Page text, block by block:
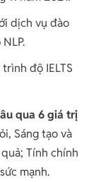
dịch vụ đào
độ IELTS
qua 6 giá trị
Sáng tạo và
Tính chính
mạnh.